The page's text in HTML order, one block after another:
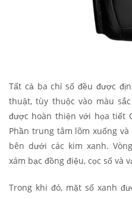
Tất cả ba chỉ số đều được
thuật, tùy thuộc vào màu
được hoàn thiện với họa tiết
Phần trung tâm lõm xuống
bên dưới các kim xanh.
xám bạc đồng điệu, cọc số và
Trong khi đó, mặt số xanh